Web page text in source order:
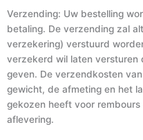
Verzending: Uw bestelling
betaling. De verzending zal
verzekering) verstuurd
verzekerd wil laten versturen
geven. De verzendkosten
gewicht, de afmeting en het
gekozen heeft voor
aflevering.